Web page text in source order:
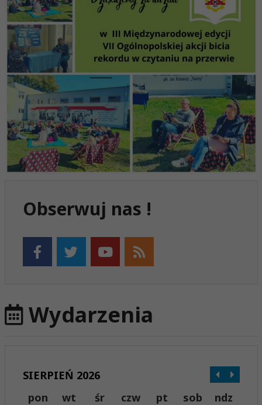
Obserwuj nas !
Wydarzenia
SIERPIEŃ 2026
pon
wt śr czw pt sob ndz